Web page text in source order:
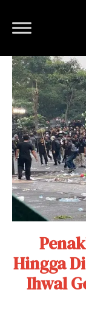
Hingga
Ihwal